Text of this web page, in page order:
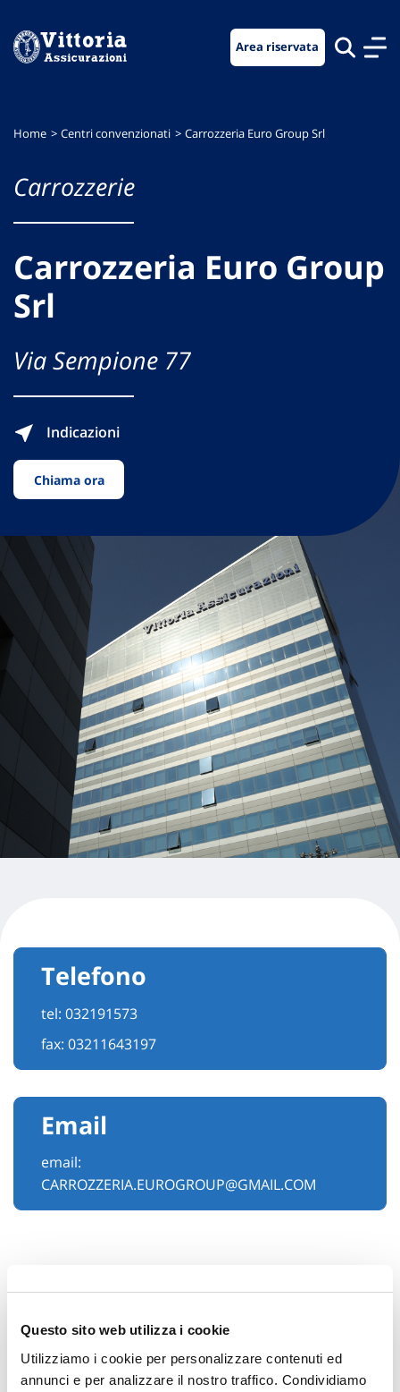
Questo sito web utilizza i cookie
Utilizziamo i cookie per personalizzare contenuti ed
annunci e per analizzare il nostro traffico. Condividiamo
menu
contenuto
footer
Area riservata
Home Centri convenzionati Carrozzeria Euro Group Srl
Carrozzerie
Carrozzeria Euro Group
Srl
Via Sempione 77
Indicazioni
Chiama ora
Telefono
tel: 032191573
fax: 03211643197
Email
email:
CARROZZERIA.EUROGROUP@GMAIL.COM